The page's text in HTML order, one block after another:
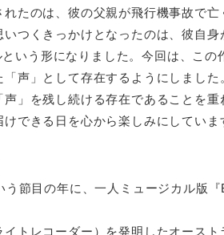
たのは、彼の父親が飛行機事故で亡
つくきっかけとなったのは、彼自
いう形になりました。今回は、こ
声」として存在するようにしまし
」を残し続ける存在であることを重
できる日を心から楽しみにしていま
う節目の年に、一人ミュージカル版
トレコーダー）を発明したオース